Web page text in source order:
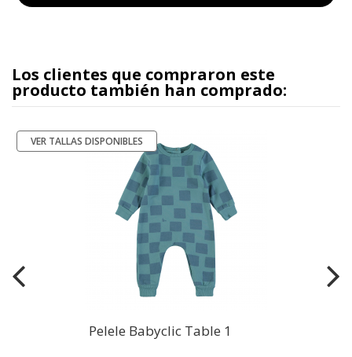
Los clientes que compraron este
producto también han comprado:
-50%
VER TALLAS DISPONIBLES
Pelele Babyclic Table 1